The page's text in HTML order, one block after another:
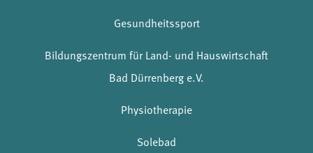
Gesundheitssport
Bildungszentrum für Land- und Hauswirtschaft
Bad Dürrenberg e.V.
Physiotherapie
Solebad